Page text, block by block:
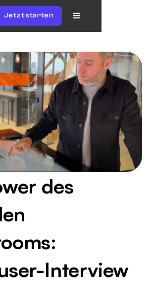
Jetzt starten
des
Interview